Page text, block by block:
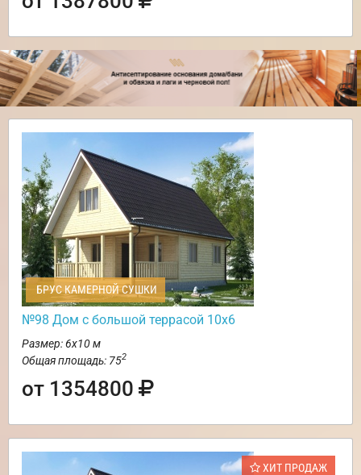
БРУС КАМЕРНОЙ СУШКИ
№98 Дом с большой террасой 10х6
Размер: 6х10 м
Общая площадь: 752
от 1354800
ХИТ ПРОДАЖ